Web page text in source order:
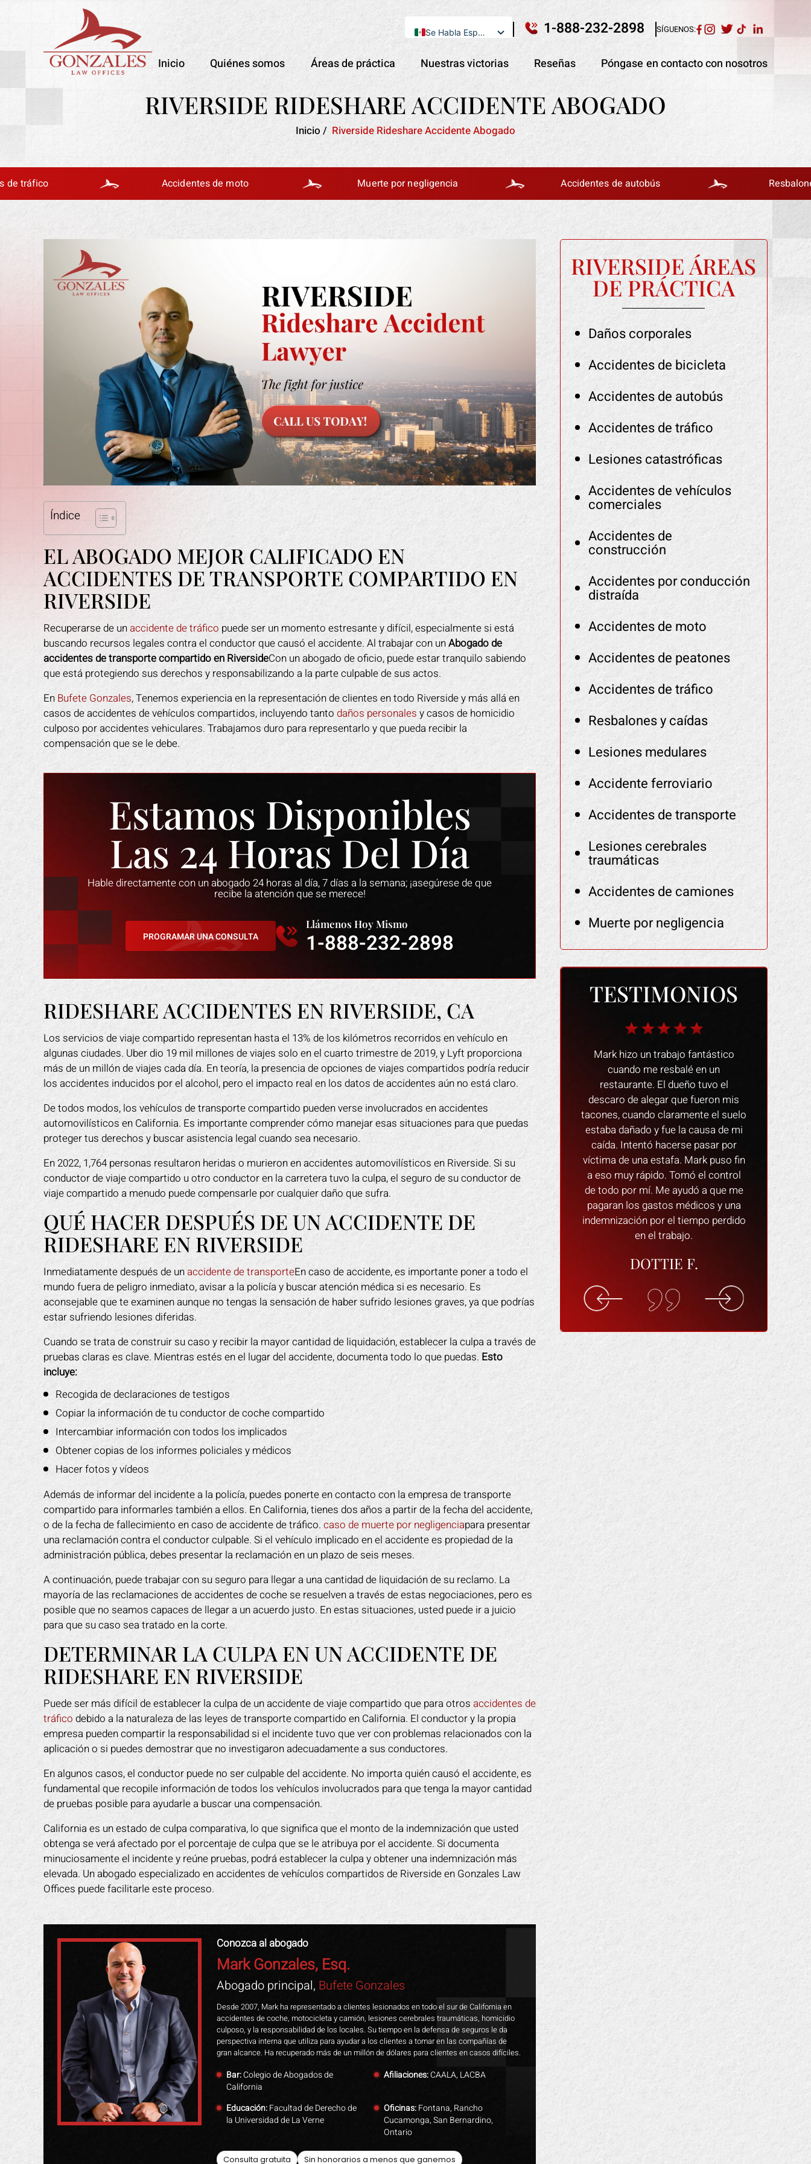
Se Habla Español
English
1-888-232-2898 SÍGUENOS:
Inicio Quiénes somos Áreas de práctica Nuestras victorias Reseñas Póngase en contacto con nosotros
RIVERSIDE RIDESHARE ACCIDENTE ABOGADO
Inicio / Riverside Rideshare Accidente Abogado
Accidentes de moto Muerte por negligencia Accidentes de autobús Resbalones y
Índice
EL ABOGADO MEJOR CALIFICADO EN
ACCIDENTES DE TRANSPORTE COMPARTIDO EN
RIVERSIDE
Recuperarse de unaccidente de tráfico puede ser un momento estresante y difícil, especialmente si está
buscando recursos legales contra el conductor que causó el accidente. Al trabajar con unAbogado de
accidentes de transporte compartido en RiversideCon un abogado de oficio, puede estar tranquilo sabiendo
que está protegiendo sus derechos y responsabilizando a la parte culpable de sus actos.
En Bufete Gonzales, Tenemos experiencia en la representación de clientes en todo Riverside y más allá en
casos de accidentes de vehículos compartidos, incluyendo tanto daños personales y casos de homicidio
culposo por accidentes vehiculares. Trabajamos duro para representarlo y que pueda recibir la
compensación que se le debe.
Estamos Disponibles
Las 24 Horas Del Día
Hable directamente con un abogado 24 horas al día, 7 días a la semana; ¡asegúrese de que
recibe la atención que se merece!
PROGRAMAR UNA CONSULTA
Llámenos Hoy Mismo
1-888-232-2898
RIDESHARE ACCIDENTES EN RIVERSIDE, CA
Los servicios de viaje compartido representan hasta el 13% de los kilómetros recorridos en vehículo en
algunas ciudades. Uber dio 19 mil millones de viajes solo en el cuarto trimestre de 2019, y Lyft proporciona
más de un millón de viajes cada día. En teoría, la presencia de opciones de viajes compartidos podría reducir
los accidentes inducidos por el alcohol, pero el impacto real en los datos de accidentes aún no está claro.
De todos modos, los vehículos de transporte compartido pueden verse involucrados en accidentes
automovilísticos en California. Es importante comprender cómo manejar esas situaciones para que puedas
proteger tus derechos y buscar asistencia legal cuando sea necesario.
En 2022, 1,764 personas resultaron heridas o murieron en accidentes automovilísticos en Riverside. Si su
conductor de viaje compartido u otro conductor en la carretera tuvo la culpa, el seguro de su conductor de
viaje compartido a menudo puede compensarle por cualquier daño que sufra.
QUÉ HACER DESPUÉS DE UN ACCIDENTE DE
RIDESHARE EN RIVERSIDE
Inmediatamente después de unaccidente de transporteEn caso de accidente, es importante poner a todo el
mundo fuera de peligro inmediato, avisar a la policía y buscar atención médica si es necesario. Es
aconsejable que te examinen aunque no tengas la sensación de haber sufrido lesiones graves, ya que podrías
estar sufriendo lesiones diferidas.
Cuando se trata de construir su caso y recibir la mayor cantidad de liquidación, establecer la culpa a través de
pruebas claras es clave. Mientras estés en el lugar del accidente, documenta todo lo que puedas. Esto
incluye:
Recogida de declaraciones de testigos
Copiar la información de tu conductor de coche compartido
Intercambiar información con todos los implicados
Obtener copias de los informes policiales y médicos
Hacer fotos y vídeos
Además de informar del incidente a la policía, puedes ponerte en contacto con la empresa de transporte
compartido para informarles también a ellos. En California, tienes dos años a partir de la fecha del accidente,
o de la fecha de fallecimiento en caso de accidente de tráfico. caso de muerte por negligenciapara presentar
una reclamación contra el conductor culpable. Si el vehículo implicado en el accidente es propiedad de la
administración pública, debes presentar la reclamación en un plazo de seis meses.
A continuación, puede trabajar con su seguro para llegar a una cantidad de liquidación de su reclamo. La
mayoría de las reclamaciones de accidentes de coche se resuelven a través de estas negociaciones, pero es
posible que no seamos capaces de llegar a un acuerdo justo. En estas situaciones, usted puede ir a juicio
para que su caso sea tratado en la corte.
DETERMINAR LA CULPA EN UN ACCIDENTE DE
RIDESHARE EN RIVERSIDE
Puede ser más difícil de establecer la culpa de un accidente de viaje compartido que para otros accidentes de
tráfico debido a la naturaleza de las leyes de transporte compartido en California. El conductor y la propia
empresa pueden compartir la responsabilidad si el incidente tuvo que ver con problemas relacionados con la
aplicación o si puedes demostrar que no investigaron adecuadamente a sus conductores.
En algunos casos, el conductor puede no ser culpable del accidente. No importa quién causó el accidente, es
fundamental que recopile información de todos los vehículos involucrados para que tenga la mayor cantidad
de pruebas posible para ayudarle a buscar una compensación.
California es un estado de culpa comparativa, lo que significa que el monto de la indemnización que usted
obtenga se verá afectado por el porcentaje de culpa que se le atribuya por el accidente. Si documenta
minuciosamente el incidente y reúne pruebas, podrá establecer la culpa y obtener una indemnización más
elevada. Un abogado especializado en accidentes de vehículos compartidos de Riverside en Gonzales Law
Offices puede facilitarle este proceso.
Conozca al abogado
Mark Gonzales, Esq.
Abogado principal, Bufete Gonzales
Desde 2007, Mark ha representado a clientes lesionados en todo el sur de California en
accidentes de coche, motocicleta y camión, lesiones cerebrales traumáticas, homicidio
culposo, y la responsabilidad de los locales. Su tiempo en la defensa de seguros le da
perspectiva interna que utiliza para ayudar a los clientes a tomar en las compañías de
gran alcance. Ha recuperado más de un millón de dólares para clientes en casos difíciles.
Bar:Colegio de Abogados de
California
Afiliaciones:CAALA, LACBA
Educación:Facultad de Derecho de
la Universidad de La Verne
Oficinas:Fontana, Rancho
Cucamonga, San Bernardino,
Ontario
Consulta gratuita Sin honorarios a menos que ganemos
RIVERSIDE ÁREAS
DE PRÁCTICA
Daños corporales
Accidentes de bicicleta
Accidentes de autobús
Accidentes de tráfico
Lesiones catastróficas
Accidentes de vehículos
comerciales
Accidentes de
construcción
Accidentes por conducción
distraída
Accidentes de moto
Accidentes de peatones
Accidentes de tráfico
Resbalones y caídas
Lesiones medulares
Accidente ferroviario
Accidentes de transporte
Lesiones cerebrales
traumáticas
Accidentes de camiones
Muerte por negligencia
TESTIMONIOS
un trabajo
mi caso. Me
y con todas las
pero él y su
adelante. No
otro abogado
Sr. Gonzales.
L.
No podría estar más contenta con la
ayuda que Mark Gonzales me
proporcionó. Estuvo allí para mí en
cada paso del camino. Me explico
cada paso de una manera fácil de
entender. El estaba disponible para
mi cuando tenia alguna
preocupación. Su personal me hizo
sentir como si fuera de la familia. Yo
recomiendo a Mark a cualquiera que
necesite ayuda legal.
ROBERT R.
Mark me ayudó a recuperar todos
mis gastos debido a mi accidente de
coche. La compañía de seguros
trató de ralentizar el proceso y
dudaba de que yo estuviera siquiera
lesionado. Mark lucho por mi y me
dio tranquilidad. Me sentí como si
tuviera un ejército de mi lado ya que
su personal trabajó incansablemente
para mí. Ellos sacaron a la compañía
de seguros de mi espalda y me
ayudaron a volver a mis pies más
rápido de lo que esperaba.
APRIL F.
Mark hizo un trabajo fantástico
cuando me resbalé en un
restaurante. El dueño tuvo el
descaro de alegar que fueron mis
tacones, cuando claramente el suelo
estaba dañado y fue la causa de mi
caída. Intentó hacerse pasar por
víctima de una estafa. Mark puso fin
a eso muy rápido. Tomó el control
de todo por mí. Me ayudó a que me
pagaran los gastos médicos y una
indemnización por el tiempo perdido
en el trabajo.
DOTTIE F.
¡El bufete de abogados de Mark
Gonzales fue una experiencia sin
problemas la gente era grande y
profesional! Yo se los recomendaria
a cualquiera y si alguna vez necesito
un abogado de lesiones de nuevo sin
duda volvere. GRACIAS.
VANESSA M.
Las
muy
el
siempre
ayudar y
El
dispuesto
asegura
cómodo y